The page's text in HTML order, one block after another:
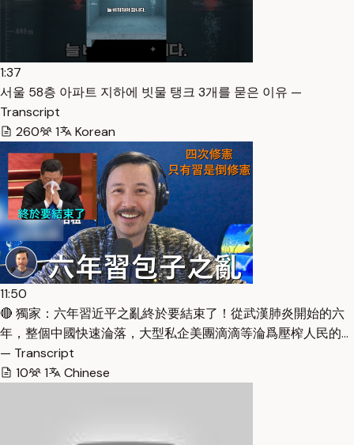
1:37
서울 58층 아파트 지하에 빗물 탱크 3개를 묻은 이유 —
Transcript
260
1 Korean
11:50
🔴 獨家：六年習近平之亂終於要結束了！從武漢肺炎開始的六
年，整個中國快速淪落，大型私企美團滴滴等淪爲壓榨人民的…
— Transcript
10
1 Chinese